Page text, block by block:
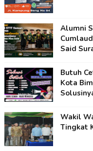
Alumni
Said
Butuh
Kota
Wakil
Tingkat